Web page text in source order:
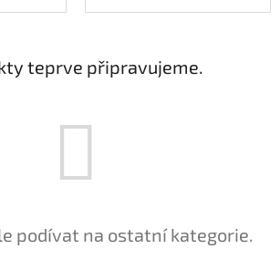
teprve připravujeme.
podívat na ostatní kategorie.